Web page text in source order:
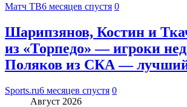
Матч ТВ6 месяцев спустя 0
Шарипзянов, Костин и
из «Торпедо» — игроки
Поляков из СКА —
Sports.ru6 месяцев спустя 0
Август 2026